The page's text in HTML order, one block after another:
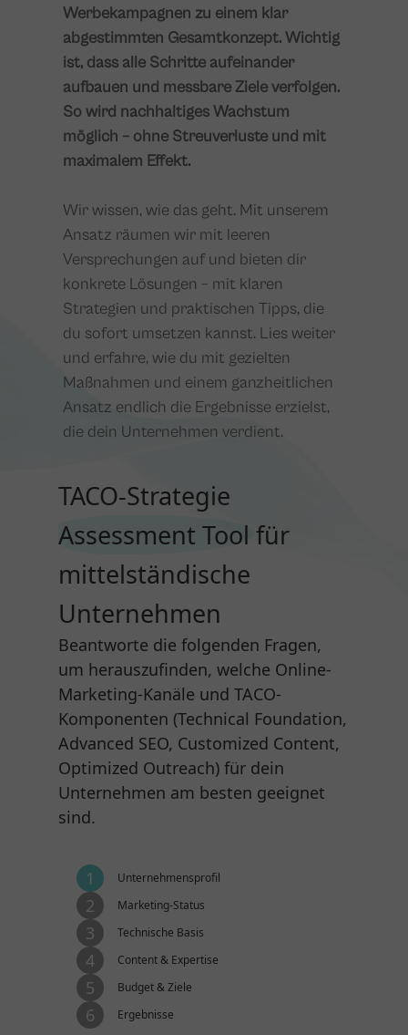
Werbekampagnen zu einem klar
abgestimmten Gesamtkonzept. Wichtig
ist, dass alle Schritte aufeinander
aufbauen und messbare Ziele verfolgen.
So wird nachhaltiges Wachstum
möglich – ohne Streuverluste und mit
maximalem Effekt.
Wir wissen, wie das geht. Mit unserem
Ansatz räumen wir mit leeren
Versprechungen auf und bieten dir
konkrete Lösungen – mit klaren
Strategien und praktischen Tipps, die
du sofort umsetzen kannst. Lies weiter
und erfahre, wie du mit gezielten
Maßnahmen und einem ganzheitlichen
Ansatz endlich die Ergebnisse erzielst,
die dein Unternehmen verdient.
TACO-Strategie
Assessment Tool für
mittelständische
Unternehmen
Beantworte die folgenden Fragen,
um herauszufinden, welche Online-
Marketing-Kanäle und TACO-
Komponenten (Technical Foundation,
Advanced SEO, Customized Content,
Optimized Outreach) für dein
Unternehmen am besten geeignet
sind.
1 Unternehmensprofil
2 Marketing-Status
3 Technische Basis
4 Content & Expertise
5 Budget & Ziele
6 Ergebnisse